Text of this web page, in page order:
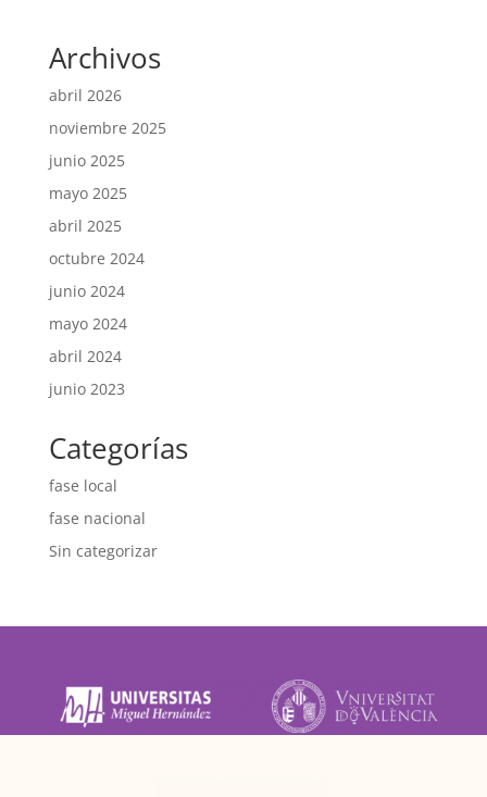
Archivos
abril 2026
noviembre 2025
junio 2025
mayo 2025
abril 2025
octubre 2024
junio 2024
mayo 2024
abril 2024
junio 2023
Categorías
fase local
fase nacional
Sin categorizar